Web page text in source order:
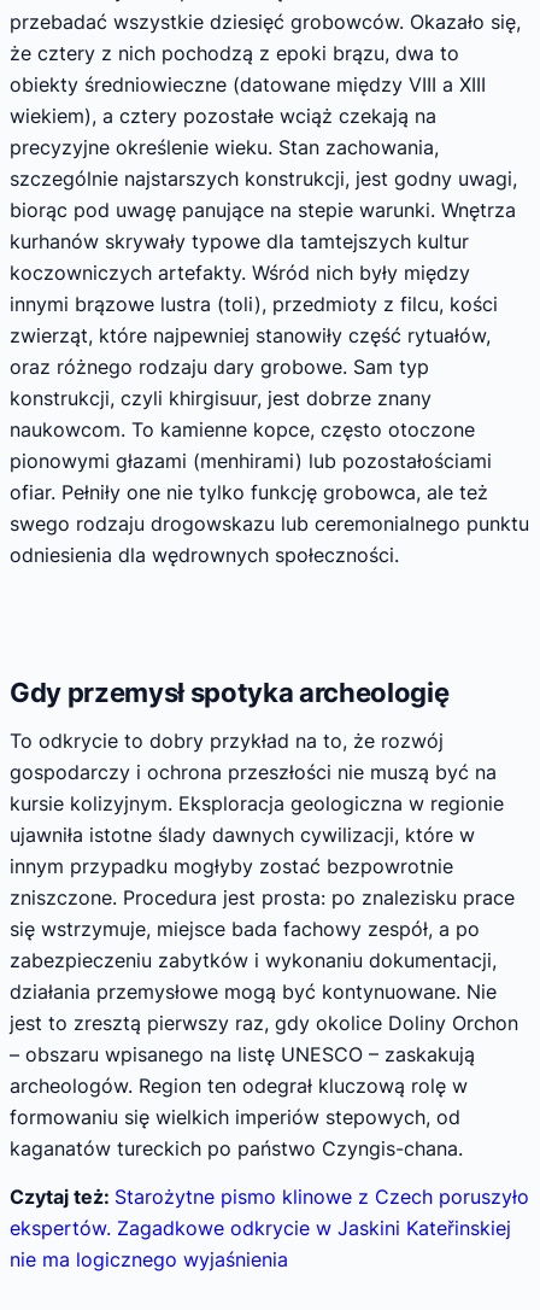
przebadać wszystkie dziesięć grobowców. Okazało się,
że cztery z nich pochodzą z epoki brązu, dwa to
obiekty średniowieczne (datowane między VIII a XIII
wiekiem), a cztery pozostałe wciąż czekają na
precyzyjne określenie wieku. Stan zachowania,
szczególnie najstarszych konstrukcji, jest godny uwagi,
biorąc pod uwagę panujące na stepie warunki. Wnętrza
kurhanów skrywały typowe dla tamtejszych kultur
koczowniczych artefakty. Wśród nich były między
innymi brązowe lustra (toli), przedmioty z filcu, kości
zwierząt, które najpewniej stanowiły część rytuałów,
oraz różnego rodzaju dary grobowe. Sam typ
konstrukcji, czyli khirgisuur, jest dobrze znany
naukowcom. To kamienne kopce, często otoczone
pionowymi głazami (menhirami) lub pozostałościami
ofiar. Pełniły one nie tylko funkcję grobowca, ale też
swego rodzaju drogowskazu lub ceremonialnego punktu
odniesienia dla wędrownych społeczności.
Gdy przemysł spotyka archeologię
To odkrycie to dobry przykład na to, że rozwój
gospodarczy i ochrona przeszłości nie muszą być na
kursie kolizyjnym. Eksploracja geologiczna w regionie
ujawniła istotne ślady dawnych cywilizacji, które w
innym przypadku mogłyby zostać bezpowrotnie
zniszczone. Procedura jest prosta: po znalezisku prace
się wstrzymuje, miejsce bada fachowy zespół, a po
zabezpieczeniu zabytków i wykonaniu dokumentacji,
działania przemysłowe mogą być kontynuowane. Nie
jest to zresztą pierwszy raz, gdy okolice Doliny Orchon
– obszaru wpisanego na listę UNESCO – zaskakują
archeologów. Region ten odegrał kluczową rolę w
formowaniu się wielkich imperiów stepowych, od
kaganatów tureckich po państwo Czyngis-chana.
Czytaj też: Starożytne pismo klinowe z Czech poruszyło
ekspertów. Zagadkowe odkrycie w Jaskini Kateřinskiej
nie ma logicznego wyjaśnienia